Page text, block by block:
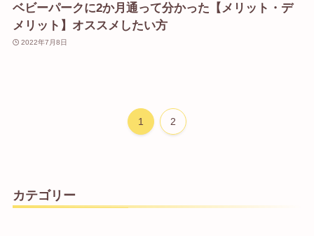
ベビーパークに2か月通って分かった【メリット・デ
メリット】オススメしたい方
2022年7月8日
1 2
カテゴリー